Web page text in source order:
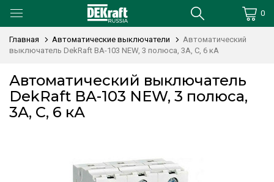
0
Главная Автоматические выключатели
Автоматический
выключатель DekRaft ВА-103 NEW, 3 полюса, 3А, С, 6 кА
Автоматический выключатель
DekRaft ВА-103 NEW, 3 полюса,
3А, С, 6 кА